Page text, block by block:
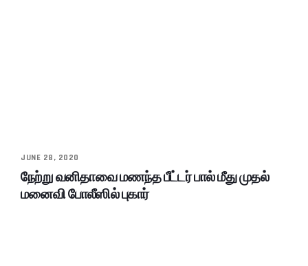
JUNE 28, 2020
நேற்று வனிதாவை மணந்த பீட்டர் பால் மீது முதல்
மனைவி போலீஸில் புகார்